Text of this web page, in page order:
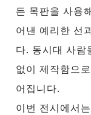
든 목판을 사용
어낸 예리한 선
다. 동시대 사람
없이 제작함으
어집니다.
이번 전시에서